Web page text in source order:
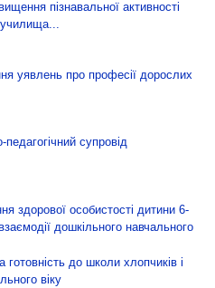
пізнавальної активності
училища...
уявлень про професії дорослих
супровід
здорової особистості дитини 6-
дошкільного навчального
до школи хлопчиків і
віку